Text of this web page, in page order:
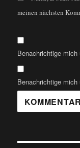
meinen nächsten
Benachrichtige
Benachrichtige